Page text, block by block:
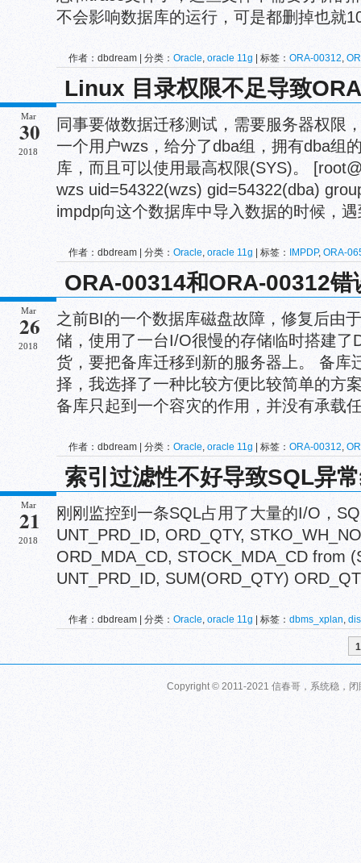
不会影响数据库的运行，可是都删掉也就
作者：dbdream | 分类： Oracle, oracle 11g | 标签： ORA-00312,
Linux 目录权限不足导致
Mar
30
2018
同事要做数据迁移测试，需要服务器权限
一个用户wzs，给分了dba组，拥有dba组
库，而且可以使用最高权限(SYS)。
wzs uid=54322(wzs) gid=54322(dba)
impdp向这个数据库中导入数据的时候，
作者：dbdream | 分类： Oracle, oracle 11g | 标签： IMPDP, ORA-
ORA-00314和ORA-00312错
Mar
26
2018
之前BI的一个数据库磁盘故障，修复后由
储，使用了一台I/O很慢的存储临时搭建了
货，要把备库迁移到新的服务器上。 备库
择，我选择了一种比较方便比较简单的方
备库只起到一个容灾的作用，并没有承载
作者：dbdream | 分类： Oracle, oracle 11g | 标签： ORA-00312,
ORACLE
, redo
索引过滤性不好导致SQL异
Mar
21
2018
刚刚监控到一条SQL占用了大量的I/O，
UNT_PRD_ID, ORD_QTY,
ORD_MDA_CD, STOCK_MDA_CD from
UNT_PRD_ID, SUM(ORD_QTY)
作者：dbdream | 分类： Oracle, oracle 11g | 标签： dbms_xplan,
1
Copyright © 2011-2021 信春哥，系统稳，